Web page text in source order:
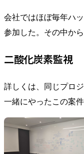
会社ではほぼ毎年ハ
参加した。その中か
二酸化炭素監視
詳しくは、同じプロ
一緒にやったこの案